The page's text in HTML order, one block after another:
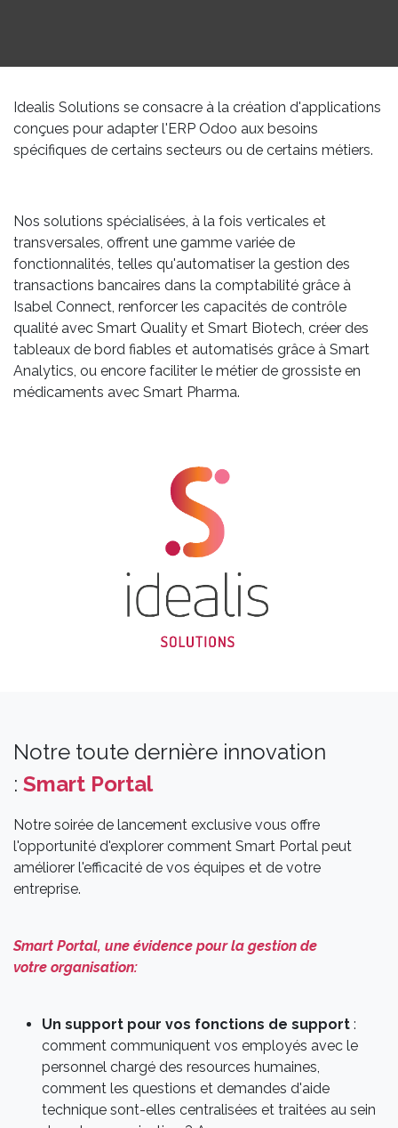
Idealis Solutions se consacre à la création d'applications
conçues pour adapter l'ERP Odoo aux besoins
spécifiques de certains secteurs ou de certains métiers.
Nos solutions spécialisées, à la fois verticales et
transversales, offrent une gamme variée de
fonctionnalités, telles qu'automatiser la gestion des
transactions bancaires dans la comptabilité grâce à
Isabel Connect, renforcer les capacités de contrôle
qualité avec Smart Quality et Smart Biotech, créer des
tableaux de bord fiables et automatisés grâce à Smart
Analytics, ou encore faciliter le métier de grossiste en
médicaments avec Smart Pharma.
Notre toute dernière innovation
: Smart Portal
Notre soirée de lancement exclusive vous offre
l'opportunité d'explorer comment Smart Portal peut
améliorer l'efficacité de vos équipes et de votre
entreprise.
Smart Portal, une évidence pour la gestion de
votre organisation:
Un support pour vos fonctions de support :
comment communiquent vos employés avec le
personnel chargé des resources humaines,
comment les questions et demandes d'aide
technique sont-elles centralisées et traitées au sein